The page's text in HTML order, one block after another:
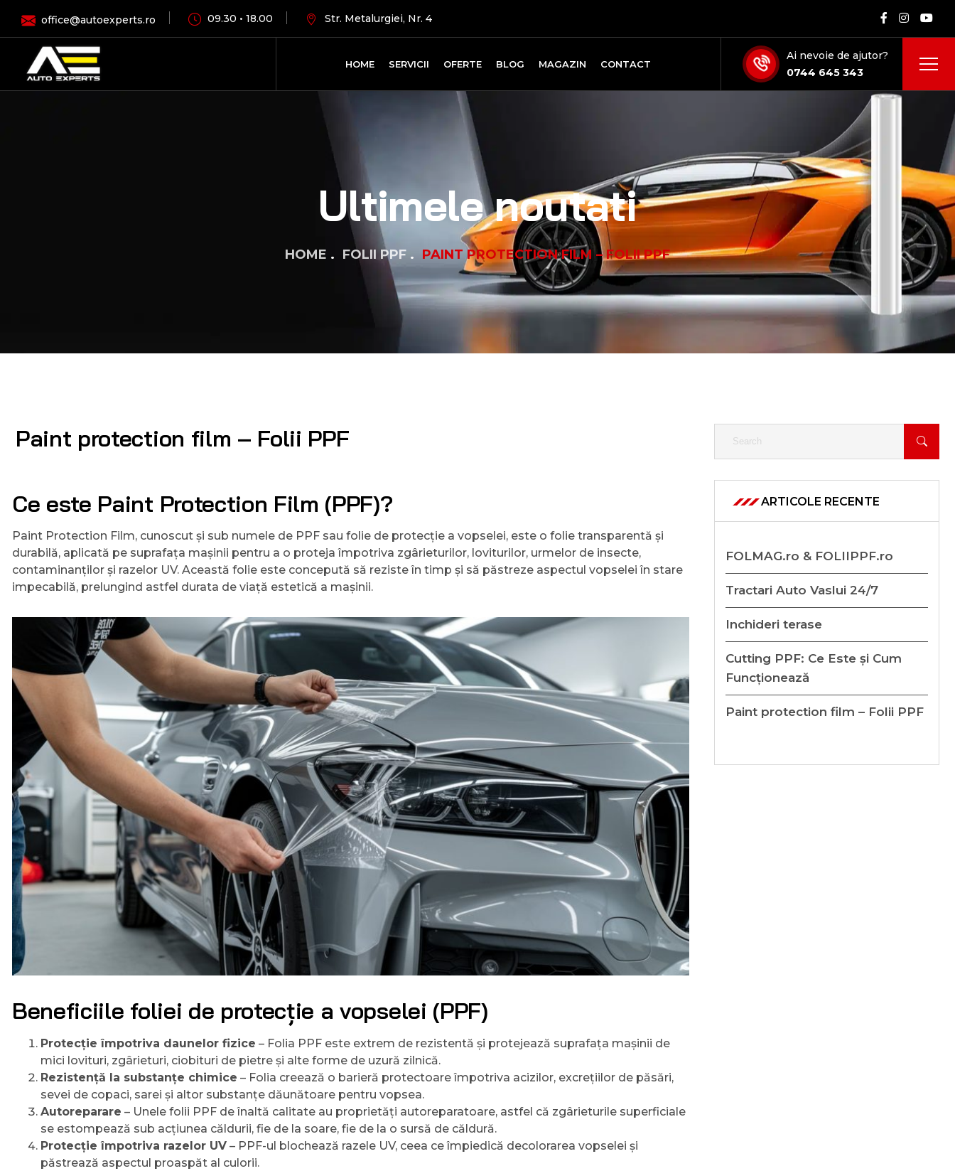
office@autoexperts.ro 09.30 • 18.00 Str. Metalurgiei, Nr. 4
HOME SERVICII OFERTE BLOG MAGAZIN CONTACT
Ai nevoie de ajutor?
0744 645 343
Ultimele noutati
HOME FOLII PPF PAINT PROTECTION FILM – FOLII PPF
Paint protection film – Folii PPF
Ce este Paint Protection Film (PPF)?
Paint Protection Film, cunoscut și sub numele de PPF sau folie de protecție a vopselei, este o folie transparentă și
durabilă, aplicată pe suprafața mașinii pentru a o proteja împotriva zgârieturilor, loviturilor, urmelor de insecte,
contaminanților și razelor UV. Această folie este concepută să reziste în timp și să păstreze aspectul vopselei în stare
impecabilă, prelungind astfel durata de viață estetică a mașinii.
Beneficiile foliei de protecție a vopselei (PPF)
Protecție împotriva daunelor fizice – Folia PPF este extrem de rezistentă și protejează suprafața mașinii de
mici lovituri, zgârieturi, ciobituri de pietre și alte forme de uzură zilnică.
Rezistență la substanțe chimice – Folia creează o barieră protectoare împotriva acizilor, excrețiilor de păsări,
sevei de copaci, sarei și altor substanțe dăunătoare pentru vopsea.
Autoreparare – Unele folii PPF de înaltă calitate au proprietăți autoreparatoare, astfel că zgârieturile superficiale
se estompează sub acțiunea căldurii, fie de la soare, fie de la o sursă de căldură.
Protecție împotriva razelor UV – PPF-ul blochează razele UV, ceea ce împiedică decolorarea vopselei și
păstrează aspectul proaspăt al culorii.
ARTICOLE RECENTE
FOLMAG.ro & FOLIIPPF.ro
Tractari Auto Vaslui 24/7
Inchideri terase
Cutting PPF: Ce Este și Cum
Funcționează
Paint protection film – Folii PPF